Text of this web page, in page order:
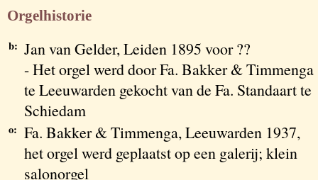
Orgelhistorie
b: Jan van Gelder, Leiden 1895 voor ??
- Het orgel werd door Fa. Bakker & Timmenga
te Leeuwarden gekocht van de Fa. Standaart te
Schiedam
o: Fa. Bakker & Timmenga, Leeuwarden 1937,
het orgel werd geplaatst op een galerij; klein
salonorgel